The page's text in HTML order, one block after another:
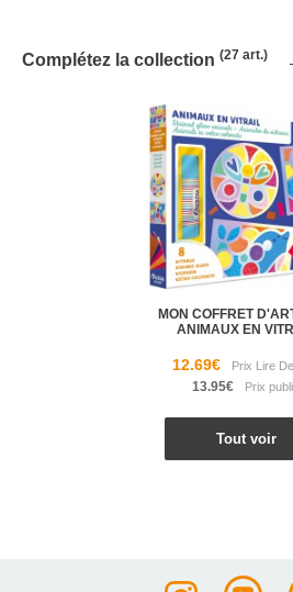
Complétez la collection (27 art.)
MON COFFRET
ANIMAUX EN
12.69€
13.95€